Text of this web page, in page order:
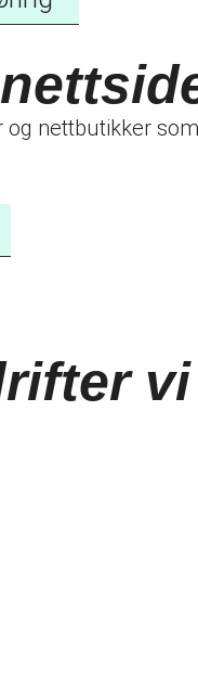
nettbutikker